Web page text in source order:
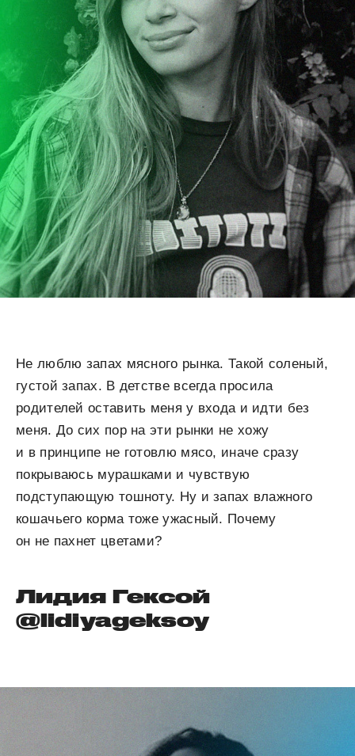
Не люблю запах мясного рынка. Такой соленый,
густой запах. В детстве всегда просила
родителей оставить меня у входа и идти без
меня. До сих пор на эти рынки не хожу
и в принципе не готовлю мясо, иначе сразу
покрываюсь мурашками и чувствую
подступающую тошноту. Ну и запах влажного
кошачьего корма тоже ужасный. Почему
он не пахнет цветами?
Лидия Гексой
@lidiyageksoy